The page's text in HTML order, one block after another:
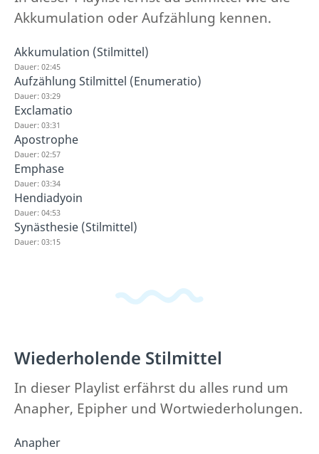
Akkumulation oder Aufzählung kennen.
Akkumulation (Stilmittel)
Dauer: 02:45
Aufzählung Stilmittel (Enumeratio)
Dauer: 03:29
Exclamatio
Dauer: 03:31
Apostrophe
Dauer: 02:57
Emphase
Dauer: 03:34
Hendiadyoin
Dauer: 04:53
Synästhesie (Stilmittel)
Dauer: 03:15
Wiederholende Stilmittel
In dieser Playlist erfährst du alles rund um
Anapher, Epipher und Wortwiederholungen.
Anapher